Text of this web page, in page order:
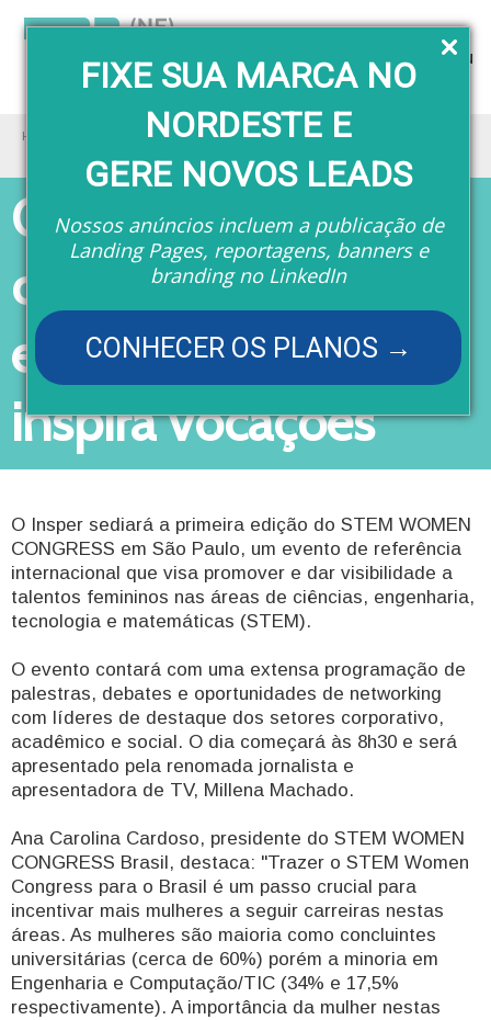
FIXE SUA MARCA NO
NORDESTE E
GERE NOVOS LEADS
Nossos anúncios incluem a publicação de
Landing Pages, reportagens, banners e
branding no LinkedIn
CONHECER OS PLANOS →
Menu
Home
O congresso de
ciências, engenharia
e tecnologia que
inspira vocações
O Insper sediará a primeira edição do STEM WOMEN
CONGRESS em São Paulo, um evento de referência
internacional que visa promover e dar visibilidade a
talentos femininos nas áreas de ciências, engenharia,
tecnologia e matemáticas (STEM).
O evento contará com uma extensa programação de
palestras, debates e oportunidades de networking
com líderes de destaque dos setores corporativo,
acadêmico e social. O dia começará às 8h30 e será
apresentado pela renomada jornalista e
apresentadora de TV, Millena Machado.
Ana Carolina Cardoso, presidente do STEM WOMEN
CONGRESS Brasil, destaca: "Trazer o STEM Women
Congress para o Brasil é um passo crucial para
incentivar mais mulheres a seguir carreiras nestas
áreas. As mulheres são maioria como concluintes
universitárias (cerca de 60%) porém a minoria em
Engenharia e Computação/TIC (34% e 17,5%
respectivamente). A importância da mulher nestas